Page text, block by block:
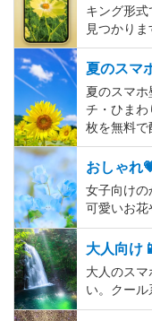
キング形
見つかりま
夏のスマ
夏のスマ
チ・ひまわ
枚を無料で
おしゃれ
女子向けの
可愛いお花
大人向け
大人のス
い。クール